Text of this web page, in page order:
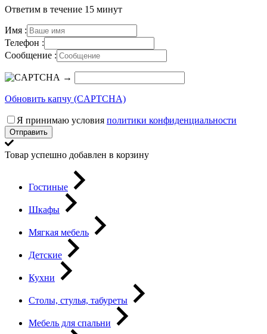
Ответим в течение 15 минут
Имя :
Телефон :
Сообщение :
→
Обновить капчу (CAPTCHA)
Я принимаю условия политики конфиденциальности
Отправить
Товар успешно добавлен в корзину
Гостиные
Шкафы
Мягкая мебель
Детские
Кухни
Столы, стулья, табуреты
Мебель для спальни